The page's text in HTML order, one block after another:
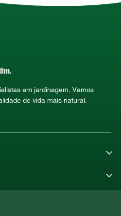
em jardinagem. Vamos
de vida mais natural.